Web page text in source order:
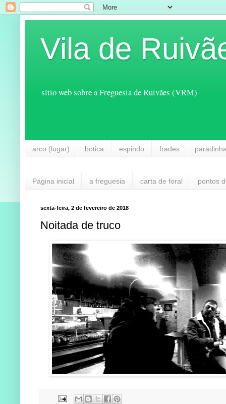
Vila de
sítio web sobre a Freguesia de Ruivães (VRM)
arco (lugar) botica espindo frades
Página inicial a freguesia carta de foral pontos
sexta-feira, 2 de fevereiro de 2018
Noitada de truco